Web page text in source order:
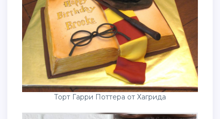
Торт Гарри Поттера от Хагрида